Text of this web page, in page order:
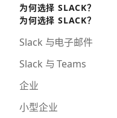
为何选择 SLACK？
为何选择 SLACK？
Slack 与电子邮件
Slack 与 Teams
企业
小型企业